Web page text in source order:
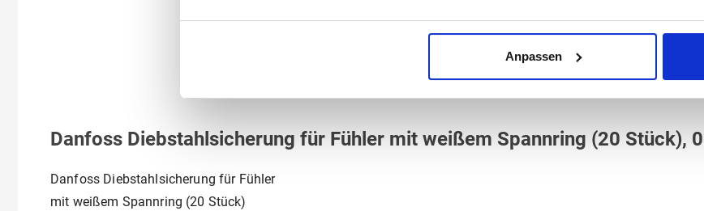
Anpassen
Danfoss Diebstahlsicherung für Fühler mit weißem Spannring (20 Stück),
Danfoss Diebstahlsicherung für Fühler
mit weißem Spannring (20 Stück)